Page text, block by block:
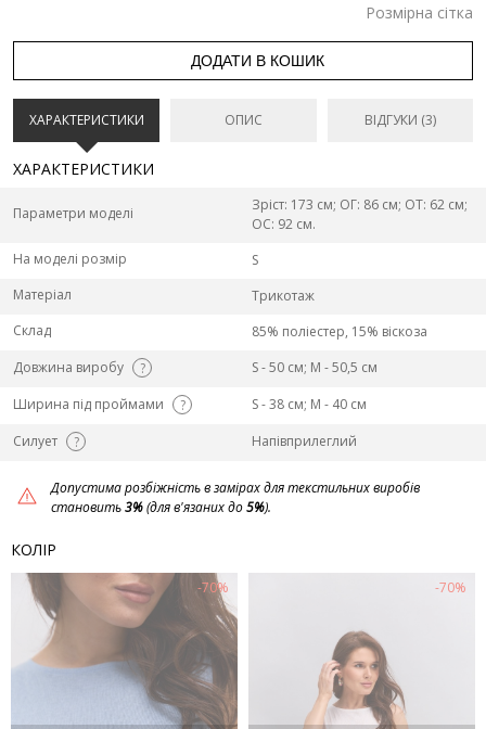
Розмірна сітка
ДОДАТИ В КОШИК
ХАРАКТЕРИСТИКИ ОПИС ВІДГУКИ (3)
ХАРАКТЕРИСТИКИ
Параметри моделі
Зріст: 173 см; ОГ: 86 см; ОТ: 62 см;
ОС: 92 см.
На моделі розмір
S
Матеріал
Трикотаж
Склад
85% поліестер, 15% віскоза
Довжина виробу
?
S - 50 см; M - 50,5 см
Ширина під проймами
?
S - 38 см; M - 40 см
Силует
? Напівприлеглий
Допустима розбіжність в замірах для текстильних виробів
становить3%(для в'язаних до5%).
КОЛІР
-70% -70%